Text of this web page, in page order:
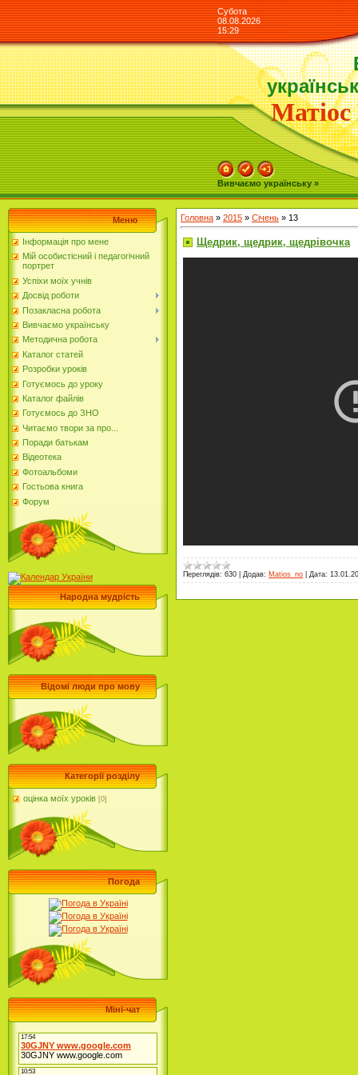
Субота
08.08.2026
15:29
Матіос
Вивчаємо українську »
Меню
Інформація про мене
Мій особистісний і педагогічний
портрет
Успіхи моїх учнів
Досвід роботи
Позакласна робота
Вивчаємо українську
Методична робота
Каталог статей
Розробки уроків
Готуємось до уроку
Каталог файлів
Готуємось до ЗНО
Читаємо твори за про...
Поради батькам
Відеотека
Фотоальбоми
Гостьова книга
Форум
Народна мудрість
Відомі люди про мову
Категорії розділу
оцінка моїх уроків [0]
Погода
Міні-чат
Головна » 2015 » Січень » 13
Щедрик, щедрик, щедрівочка
Переглядів: 630 Додав: Matios_no Дата: